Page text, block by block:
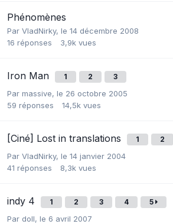
Phénomènes
Par VladNirky, le 14 décembre 2008
16 réponses 3,9k vues
Iron Man 1 2 3
Par massive, le 26 octobre 2005
59 réponses 14,5k vues
[Ciné] Lost in translations 1 2
Par VladNirky, le 14 janvier 2004
41 réponses 8,3k vues
indy 4 1 2 3 4 5
Par doll, le 6 avril 2007